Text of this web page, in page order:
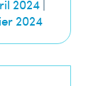
2024|
2024